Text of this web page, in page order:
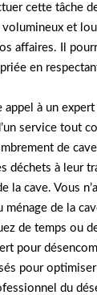
cette tâche
et
affaires. Il
en
appel à un expert
service tout
de
déchets à leur
la cave. Vous
ménage de la
de temps ou
pour
pour
du